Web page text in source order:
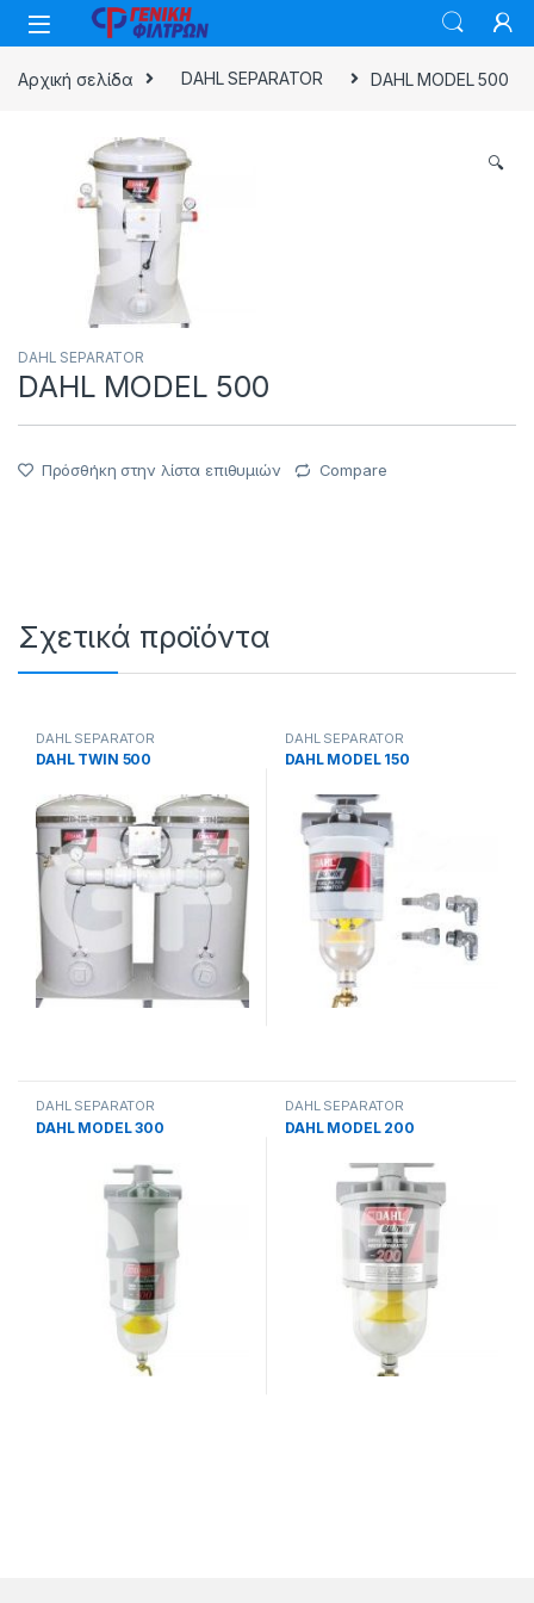
Skip to navigation
Skip to content
Αρχική σελίδα DAHL SEPARATOR DAHL MODEL 500
🔍
DAHL SEPARATOR
DAHL MODEL 500
Πρόσθήκη στην λίστα επιθυμιών Compare
Σχετικά προϊόντα
DAHL SEPARATOR
DAHL TWIN 500
DAHL SEPARATOR
DAHL MODEL 150
DAHL SEPARATOR
DAHL MODEL 300
DAHL SEPARATOR
DAHL MODEL 200